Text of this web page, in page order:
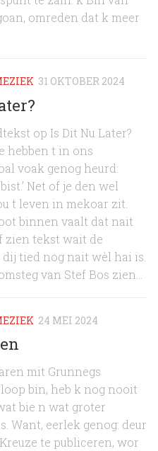
omreden dat k meer
31 OKTOBER 2024
op Is Dit Nu Later?
hebben t in ons
voak genog heurd:
Net of je den wel
t leven in mekoar zit.
binnen vaalt dat nait
zien tekst wait de
tied nog nait wèl hai is.
van Stef Bos zien...
24 MEI 2024
mit Grunnegs
bin, heb k nog nooit
bie n wat groter
Want, eerlek genog: deur
te publiceren, wor